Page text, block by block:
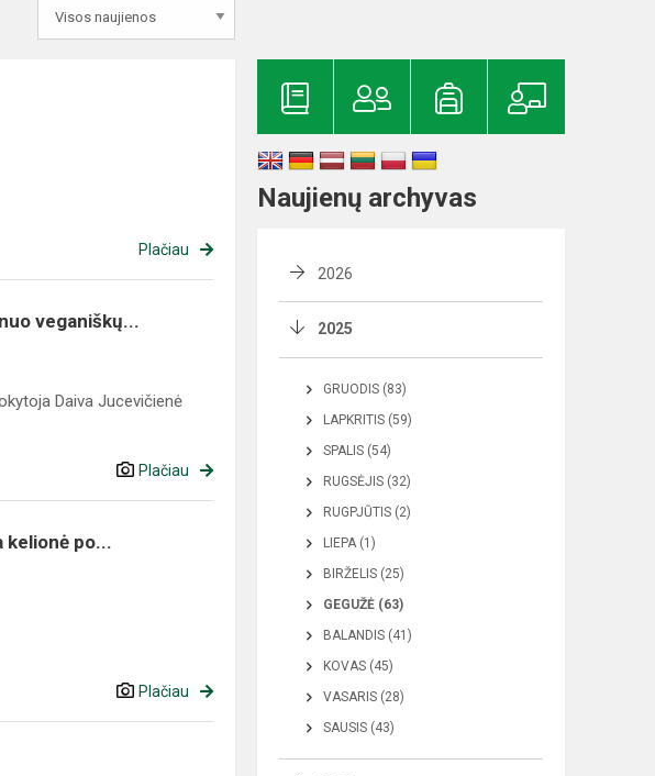
Plačiau
veganiškų...
Daiva Jucevičienė
Plačiau
kelionė po...
Plačiau
Naujienų archyvas
2026
2025
GRUODIS (83)
LAPKRITIS (59)
SPALIS (54)
RUGSĖJIS (32)
RUGPJŪTIS (2)
LIEPA (1)
BIRŽELIS (25)
GEGUŽĖ (63)
BALANDIS (41)
KOVAS (45)
VASARIS (28)
SAUSIS (43)